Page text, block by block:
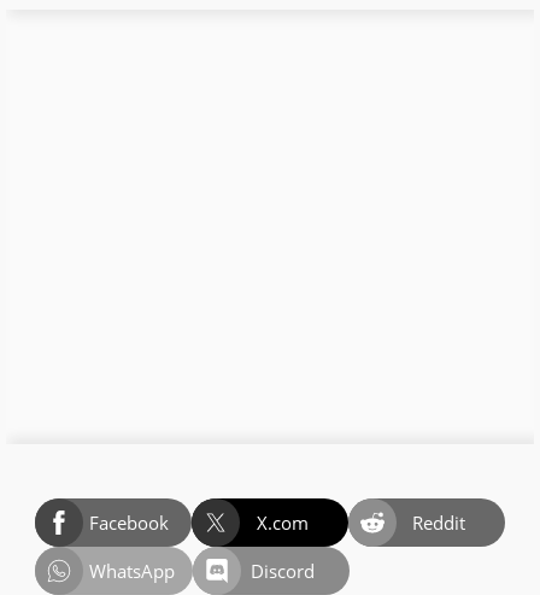
Facebook X.com
Reddit
WhatsApp
Discord